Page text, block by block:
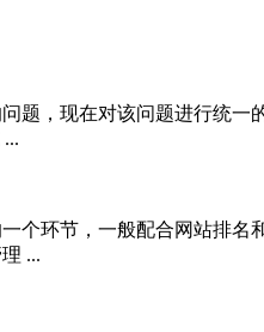
题，现在对该问题进行统
个环节，一般配合网站排
...